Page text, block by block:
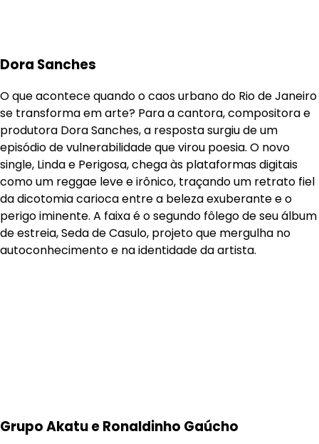
Dora Sanches
O que acontece quando o caos urbano do Rio de Janeiro
se transforma em arte? Para a cantora, compositora e
produtora Dora Sanches, a resposta surgiu de um
episódio de vulnerabilidade que virou poesia. O novo
single, Linda e Perigosa, chega às plataformas digitais
como um reggae leve e irônico, traçando um retrato fiel
da dicotomia carioca entre a beleza exuberante e o
perigo iminente. A faixa é o segundo fôlego de seu álbum
de estreia, Seda de Casulo, projeto que mergulha no
autoconhecimento e na identidade da artista.
Grupo Akatu e Ronaldinho Gaúcho